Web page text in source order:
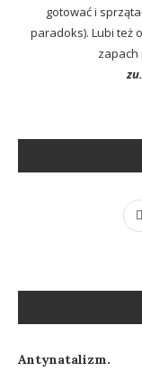
gotować i
paradoks). Lubi też
zapach
Antynatalizm.